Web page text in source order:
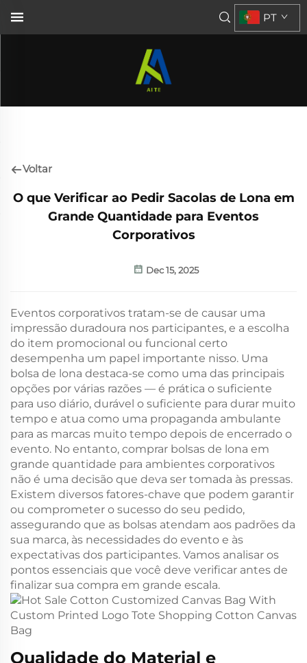
PT
Voltar
O que Verificar ao Pedir Sacolas de Lona em
Grande Quantidade para Eventos
Corporativos
Dec 15, 2025
Eventos corporativos tratam-se de causar uma
impressão duradoura nos participantes, e a escolha
do item promocional ou funcional certo
desempenha um papel importante nisso. Uma
bolsa de lona destaca-se como uma das principais
opções por várias razões — é prática o suficiente
para uso diário, durável o suficiente para durar muito
tempo e atua como uma propaganda ambulante
para as marcas muito tempo depois de encerrado o
evento. No entanto, comprar bolsas de lona em
grande quantidade para ambientes corporativos
não é uma decisão que deva ser tomada às pressas.
Existem diversos fatores-chave que podem garantir
ou comprometer o sucesso do seu pedido,
assegurando que as bolsas atendam aos padrões da
sua marca, às necessidades do evento e às
expectativas dos participantes. Vamos analisar os
pontos essenciais que você deve verificar antes de
finalizar sua compra em grande escala.
Qualidade do Material e